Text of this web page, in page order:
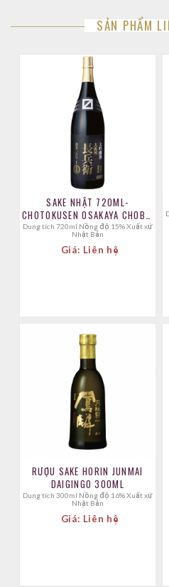
SẢN PHẨM
SAKE NHẬT 720ML-
CHOTOKUSEN OSAKAYA CHOBEI
DAIGINJO
Dung tích 720ml Nồng độ 15% Xuất xứ
Nhật Bản
Giá: Liên hệ
Dung tích 750ml
RƯỢU SAKE HORIN JUNMAI
DAIGINGO 300ML
Dung tích 300ml Nồng độ 16% Xuất xứ
Nhật Bản
Giá: Liên hệ